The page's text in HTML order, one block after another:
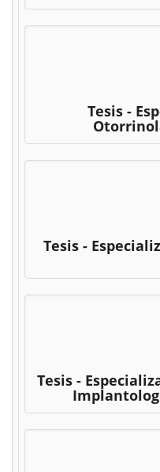
Tesis -
Tesis -
Tesis -